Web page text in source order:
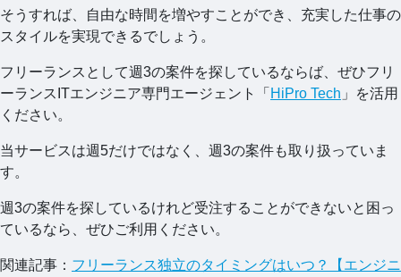
そうすれば、自由な時間を増やすことができ、充実した仕事の
スタイルを実現できるでしょう。
フリーランスとして週3の案件を探しているならば、ぜひフリ
ーランスITエンジニア専門エージェント「 HiPro Tech 」を活用
ください。
当サービスは週5だけではなく、週3の案件も取り扱っていま
す。
週3の案件を探しているけれど受注することができないと困っ
ているなら、ぜひご利用ください。
関連記事： フリーランス独立のタイミングはいつ？【エンジニ